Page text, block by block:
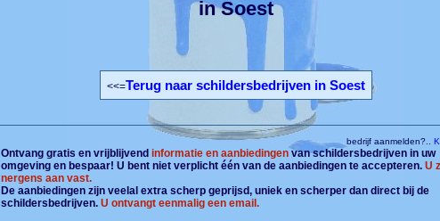
in Soest
<<=Terug naar schildersbedrijven in Soest
bedrijf aanmelden?..
Ontvang gratis en vrijblijvend informatie en aanbiedingenvan schildersbedrijven in uw
omgeving en bespaar! U bent niet verplicht één van de aanbiedingen te accepteren. U
nergens aan vast.
De aanbiedingen zijn veelal extra scherp geprijsd, uniek en scherper dan direct bij de
schildersbedrijven. U ontvangt eenmalig een email.